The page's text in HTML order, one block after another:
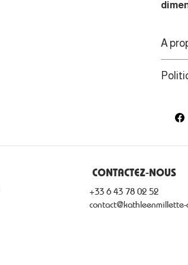
A
de
CONTACTEZ-NOUS
+33 6 43 78 02 52
contact@kathleenmillette-